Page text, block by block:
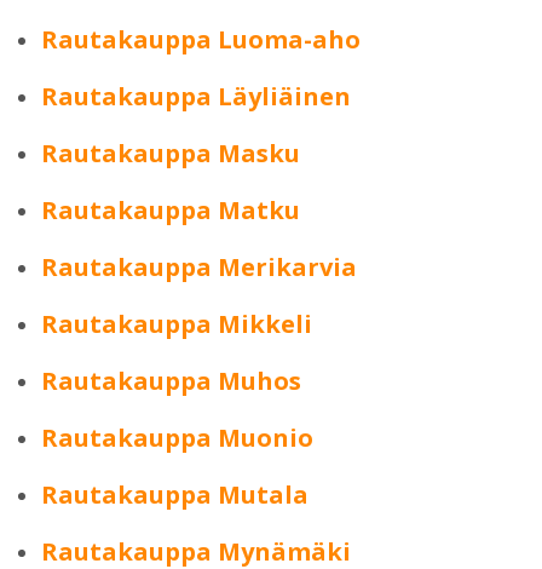
Rautakauppa Luoma-aho
Rautakauppa Läyliäinen
Rautakauppa Masku
Rautakauppa Matku
Rautakauppa Merikarvia
Rautakauppa Mikkeli
Rautakauppa Muhos
Rautakauppa Muonio
Rautakauppa Mutala
Rautakauppa Mynämäki